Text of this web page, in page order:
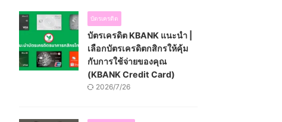
บัตรเครดิต
บัตรเครดิต KBANK แนะนำ |
เลือกบัตรเครดิตกสิกรให้คุ้ม
กับการใช้จ่ายของคุณ
(KBANK Credit Card)
2026/7/26